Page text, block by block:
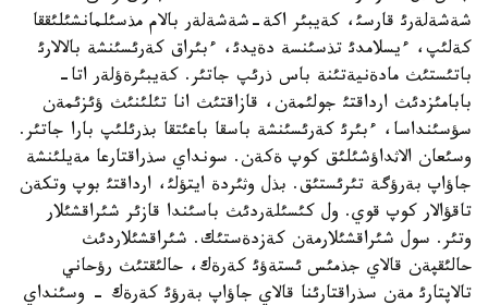
شةشةلةرئ قارسئ، كةيبئر اكة-شةشةلةر بالام مذسئلمانشئلئققا
كةلئپ، ءيسلامدئ تذسئنسة دةيدئ، ءبئراق كةرئسئنشة بالالارئ
باتئستئث مادةنيةتئنة باس ذرئپ جاتئر. كةيبئرةؤلةر اتا-
بابامئزدئث ارداقتئ جولئمةن، قازاقتئث انا تئلئنئث ؤئزئمةن
سؤسئنداسا، ءبئرئ كةرئسئنشة باسقا باعئتقا بذرئلئپ بارا جاتئر.
وسئعان الاثداؤشئلئق كوپ ةكةن. سونداي سذراقتارعا مةيلئنشة
جاؤاپ بةرؤگة تئرئستئق. بذل وثئردة ايتؤلئ، ارداقتئ بوپ وتكةن
تاقؤالار كوپ قوي. ول كئسئلةردئث باسئندا قازئر شئراقشئلار
وتئر. سول شئراقشئلارمةن كةزدةستئك. شئراقشئلاردئث
حالئقپةن قالاي جذمئس ئستةؤئ كةرةك، حالئقتئث رؤحاني
تالاپتارئ مةن سذراقتارئنا قالاي جاؤاپ بةرؤئ كةرةك - وسئنداي